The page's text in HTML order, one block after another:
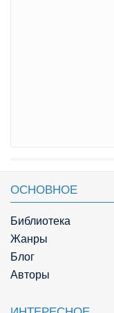
ОСНОВНОЕ
Библиотека
Жанры
Блог
Авторы